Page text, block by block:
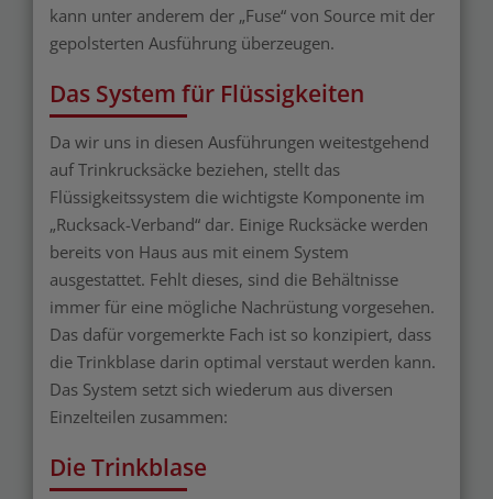
kann unter anderem der „Fuse“ von Source mit der
gepolsterten Ausführung überzeugen.
Das System für Flüssigkeiten
Da wir uns in diesen Ausführungen weitestgehend
auf Trinkrucksäcke beziehen, stellt das
Flüssigkeitssystem die wichtigste Komponente im
„Rucksack-Verband“ dar. Einige Rucksäcke werden
bereits von Haus aus mit einem System
ausgestattet. Fehlt dieses, sind die Behältnisse
immer für eine mögliche Nachrüstung vorgesehen.
Das dafür vorgemerkte Fach ist so konzipiert, dass
die Trinkblase darin optimal verstaut werden kann.
Das System setzt sich wiederum aus diversen
Einzelteilen zusammen:
Die Trinkblase